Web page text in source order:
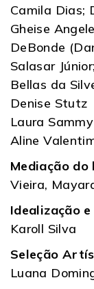
Camila Dias;
Gheise
DeBonde
Salasar
Bellas da
Denise Stutz
Laura
Aline
Mediação
Vieira,
Idealização
Karoll Silva
Seleção
Luana